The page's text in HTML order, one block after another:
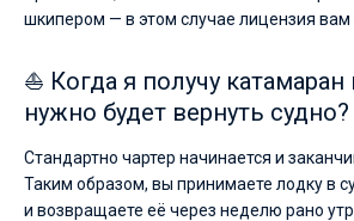
шкипером — в этом случае лицензия вам
⛵ Когда я получу
нужно будет вернуть судно?
Стандартно чартер начинается и
Таким образом, вы принимаете лодку в
и возвращаете её через неделю рано